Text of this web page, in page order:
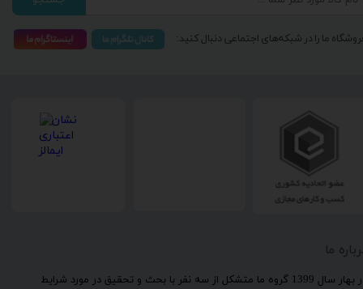
ما
​در بهار سال 1399 گروه ما متشکل از سه نفر با بحث و تحقیق در مورد شرایط
ما را در شبکه‌های اجتماعی دنبال کنید: